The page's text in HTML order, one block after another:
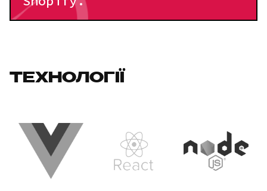
ТЕХНОЛОГІЇ